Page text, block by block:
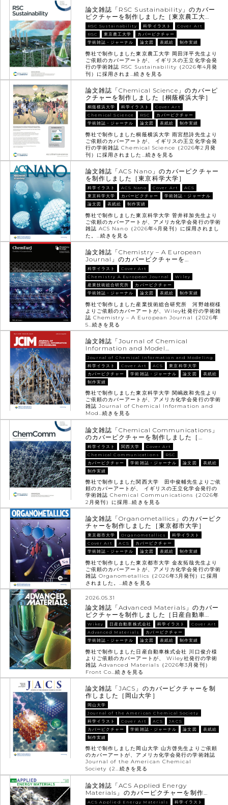
論文雑誌「RSC Sustainability」のカバー
ピクチャーを制作しました［東京農工大…
RSC Sustainability 科学イラスト
Cover Art
RSC
東京農工大学
カバーピクチャー
学術雑誌・ジャーナル
論文図 表紙絵 制作実績
弊社で制作しました東京農工大学 岡田洋平先生より
ご依頼のカバーアートが、 イギリスの王立化学会発
行の学術雑誌 RSC Sustainability（2026年4月発
刊）に採用されま…続きを見る
論文雑誌「Chemical Science」のカバーピ
クチャーを制作しました［桐蔭横浜大学］
桐蔭横浜大学 科学イラスト
Cover Art
Chemical Science
RSC
カバーピクチャー
学術雑誌・ジャーナル
論文図 表紙絵 制作実績
弊社で制作しました桐蔭横浜大学 雨宮想詩先生より
ご依頼のカバーアートが、 イギリスの王立化学会発
行の学術雑誌 Chemical Science（2026年2月発
刊）に採用されました… 続きを見る
論文雑誌「ACS Nano」のカバーピクチャー
を制作しました［東京科学大学］
科学イラスト ACS Nano Cover Art
ACS
東京科学大学
カバーピクチャー
学術雑誌・ジャーナル
論文図
表紙絵 制作実績
弊社で制作しました東京科学大学 菅井祥加先生より
ご依頼のカバーアートが、アメリカ化学会発行の学術
雑誌 ACS Nano（2026年4月発刊）に採用されまし
た。… 続きを見る
論文雑誌「Chemistry – A European
Journal」のカバーピクチャーを…
科学イラスト
Cover Art
Chemistry A European Journal
Wiley
産業技術総合研究所
カバーピクチャー
学術雑誌・ジャーナル
論文図 表紙絵 制作実績
弊社で制作しました産業技術総合研究所 河野雄樹様
よりご依頼のカバーアートが、Wiley社発行の学術雑
誌 Chemistry – A European Journal（2026年
5…続きを見る
論文雑誌「Journal of Chemical
Information and Model…
Journal of Chemical Information and Modeling
科学イラスト
Cover Art ACS
東京科学大学
カバーピクチャー
学術雑誌・ジャーナル 論文図
表紙絵
制作実績
弊社で制作しました東京科学大学 関嶋政和先生より
ご依頼のカバーアートが、アメリカ化学会発行の学術
雑誌 Journal of Chemical Information and
Mod…続きを見る
論文雑誌「Chemical Communications」
のカバーピクチャーを制作しました［…
科学イラスト 関西大学
Cover Art
Chemical Communications
RSC
カバーピクチャー
学術雑誌・ジャーナル 論文図
表紙絵
制作実績
弊社で制作しました関西大学 田中俊輔先生よりご依
頼のカバーアートが、 イギリスの王立化学会発行の
学術雑誌 Chemical Communications（2026年
2月発刊）に採用…続きを見る
論文雑誌「Organometallics」のカバーピク
チャーを制作しました［東京都市大学］
東京都市大学 Organometallics
科学イラスト
Cover Art
ACS
カバーピクチャー
学術雑誌・ジャーナル
論文図 表紙絵 制作実績
弊社で制作しました東京都市大学 金友拓哉先生より
ご依頼のカバーアートが、アメリカ化学会発行の学術
雑誌 Organometallics（2026年3月発刊）に採用
されました。…続きを見る
2026.05.31
論文雑誌「Advanced Materials」のカバー
ピクチャーを制作しました［日産自動車…
Wikey 日産自動車株式会社 科学イラスト
Cover Art
Advanced Materials
カバーピクチャー
学術雑誌・ジャーナル
論文図 表紙絵 制作実績
弊社で制作しました日産自動車株式会社 川口俊介様
よりご依頼のカバーアートが、 Wiley社発行の学術
雑誌 Advanced Materials（2026年3月発刊）
Front Co…続きを見る
論文雑誌「JACS」のカバーピクチャーを制
作しました［岡山大学］
岡山大学
Journal of the American Chemical Society
科学イラスト
Cover Art ACS
JACS
カバーピクチャー
学術雑誌・ジャーナル 論文図
表紙絵
制作実績
弊社で制作しました岡山大学 山方啓先生よりご依頼
のカバーアートが、アメリカ化学会発行の学術雑誌
Journal of the American Chemical
Society（2…続きを見る
論文雑誌「ACS Applied Energy
Materials」のカバーピクチャーを制作…
ACS Applied Energy Materials
科学イラスト